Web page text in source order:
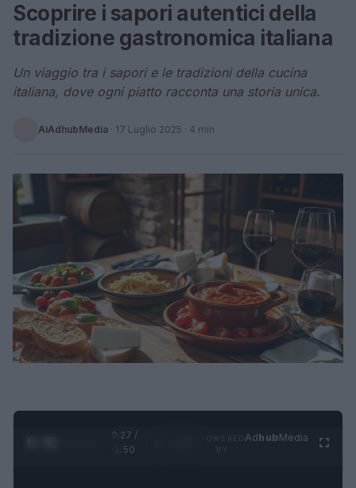
Scoprire i sapori autentici della
tradizione gastronomica italiana
Un viaggio tra i sapori e le tradizioni della cucina
italiana, dove ogni piatto racconta una storia unica.
AiAdhubMedia · 17 Luglio 2025 · 4 min
0:28 /
1:50
AdhubMedia